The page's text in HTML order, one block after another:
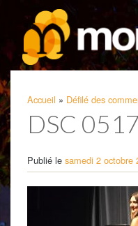
Accueil » Défilé des
DSC
Publié le samedi 2 octobre